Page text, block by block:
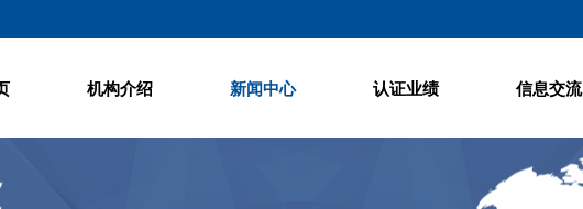
机构介绍 新闻中心 认证业绩 信息交流